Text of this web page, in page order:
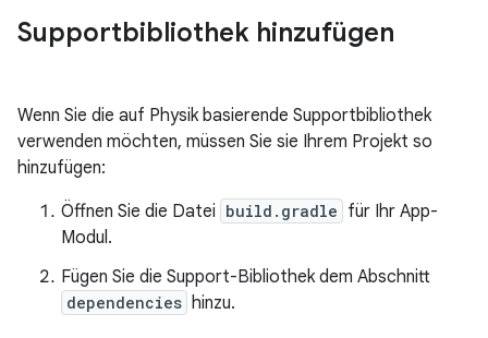
Supportbibliothek hinzufügen
Wenn Sie die auf Physik basierende Supportbibliothek
verwenden möchten, müssen Sie sie Ihrem Projekt so
hinzufügen:
Öffnen Sie die Datei build.gradle für Ihr App-
Modul.
Fügen Sie die Support-Bibliothek dem Abschnitt
dependencies hinzu.